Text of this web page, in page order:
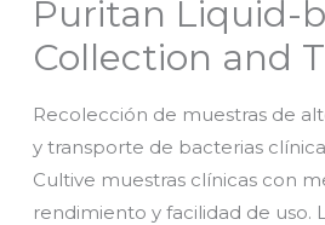
Puritan Liquid-
Collection and
Recolección de muestras de
y transporte de bacterias
Cultive muestras clínicas con
rendimiento y facilidad de